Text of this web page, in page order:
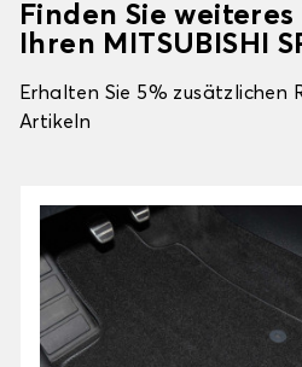
Finden Sie
Ihren MITSUBISHI
Erhalten Sie 5% zusätzlichen
Artikeln